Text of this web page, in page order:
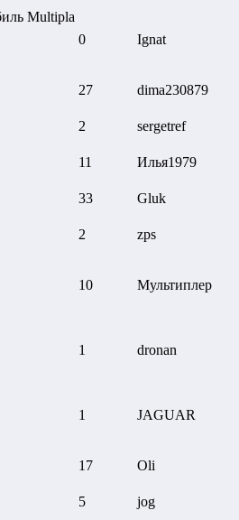
Multipla
0 Ignat
27 dima230879
2
sergetref
11
Илья1979
33 Gluk
2 zps
10 Мультиплер
1 dronan
1 JAGUAR
17 Oli
5
jog